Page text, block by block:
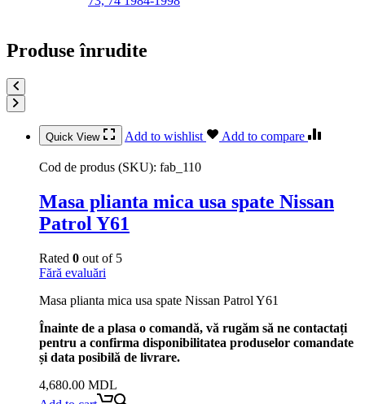
Produse înrudite
Quick View Add to wishlist Add to compare
Cod de produs (SKU): fab_110
Masa plianta mica usa spate Nissan
Patrol Y61
Rated 0 out of 5
Fără evaluări
Masa plianta mica usa spate Nissan Patrol Y61
Înainte de a plasa o comandă, vă rugăm să ne contactați
pentru a confirma disponibilitatea produselor comandate
și data posibilă de livrare.
4,680.00 MDL